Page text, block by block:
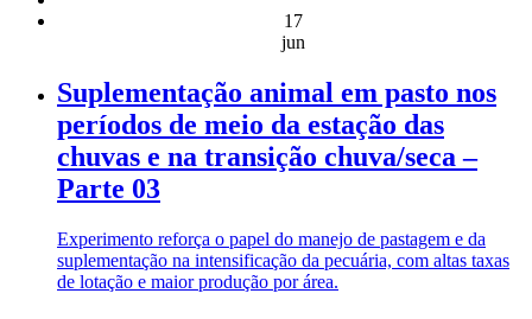
17
jun
Suplementação animal em pasto nos
períodos de meio da estação das
chuvas e na transição chuva/seca –
Parte 03
Experimento reforça o papel do manejo de pastagem e da
suplementação na intensificação da pecuária, com altas taxas
de lotação e maior produção por área.